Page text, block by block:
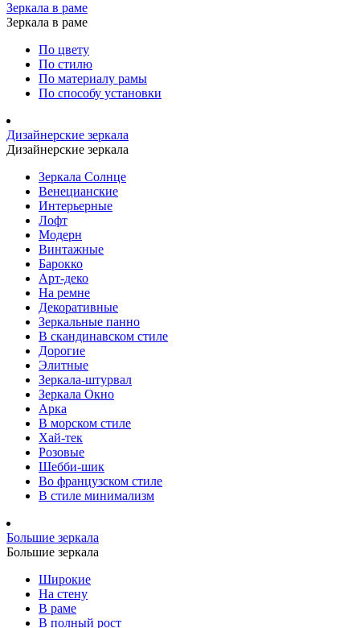
Зеркала в раме
Зеркала в раме
По цвету
По стилю
По материалу рамы
По способу установки
Дизайнерские зеркала
Дизайнерские зеркала
Зеркала Солнце
Венецианские
Интерьерные
Лофт
Модерн
Винтажные
Барокко
Арт-деко
На ремне
Декоративные
Зеркальные панно
В скандинавском стиле
Дорогие
Элитные
Зеркала-штурвал
Зеркала Окно
Арка
В морском стиле
Хай-тек
Розовые
Шебби-шик
Во французском стиле
В стиле минимализм
Большие зеркала
Большие зеркала
Широкие
На стену
В раме
В полный рост